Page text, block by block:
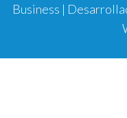
Business |